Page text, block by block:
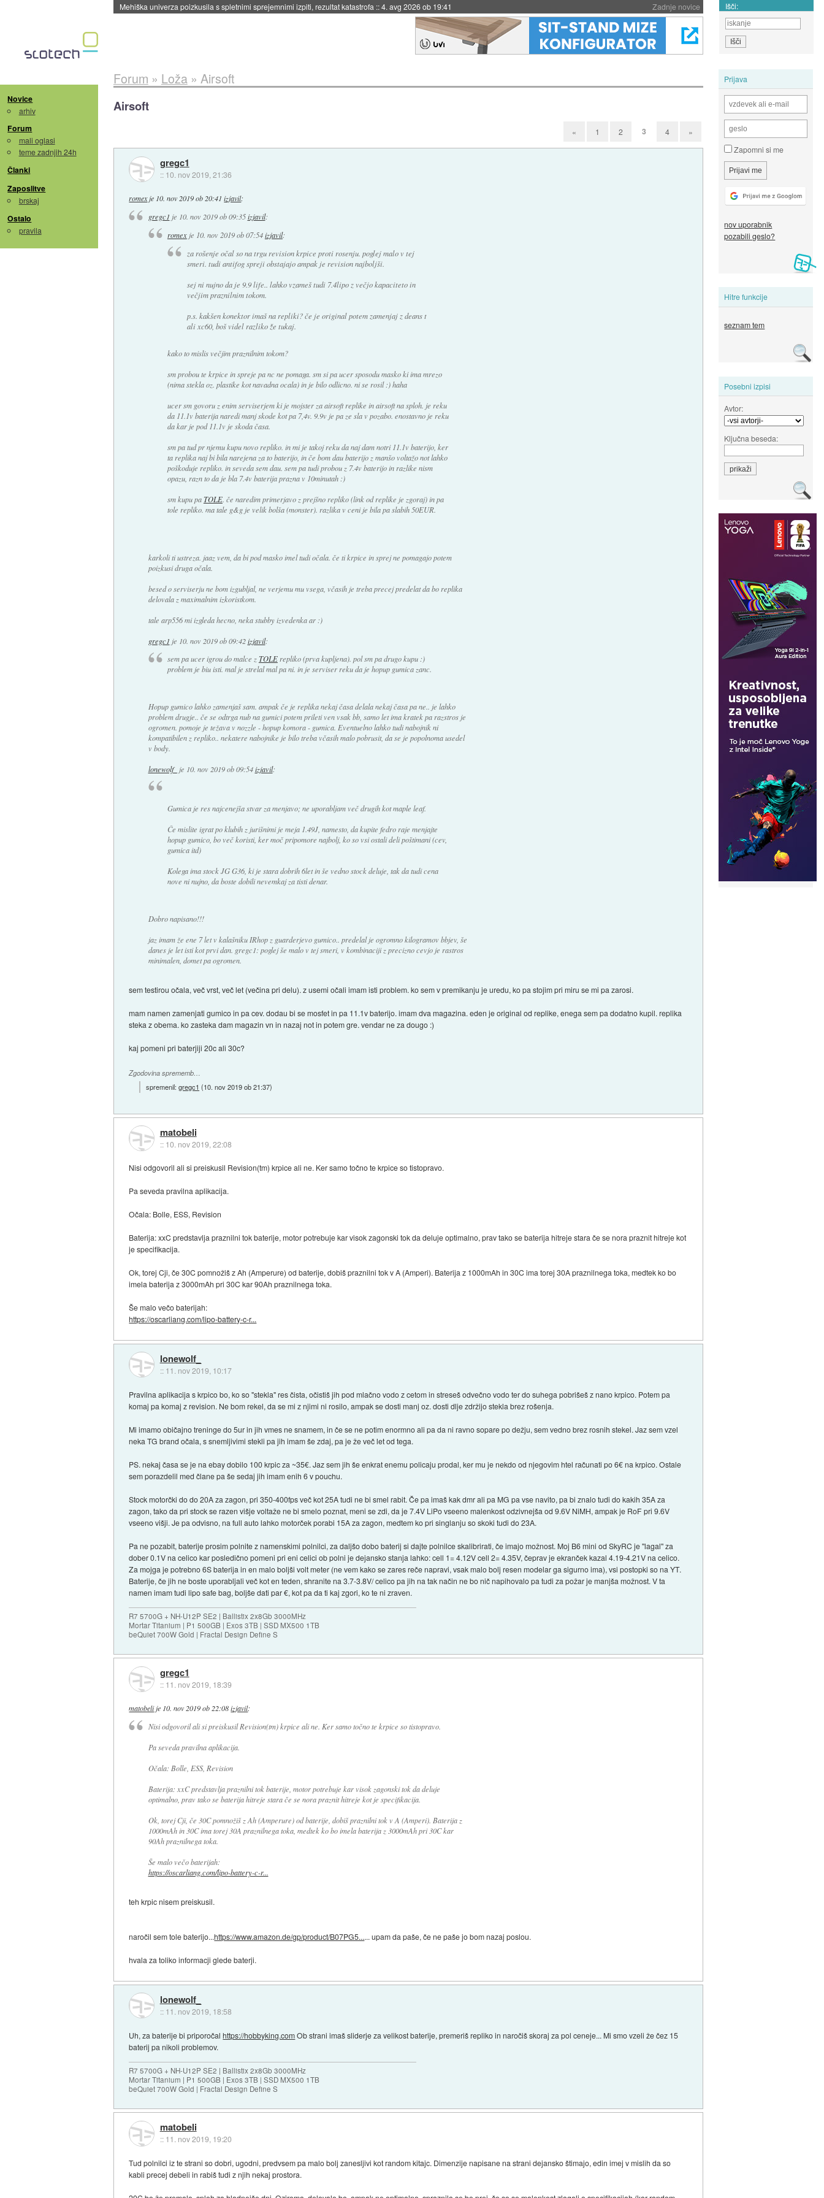
Zadnje novice
Evropska vesoljska agencija razvija svojo raketo za večkratno uporabo::4. avg 2026 ob 19:41 Išči:
Novice
arhiv
Forum
mali oglasi
teme zadnjih 24h
Članki
Zaposlitve
brskaj
Ostalo
pravila
Prijava
Zapomni si me
nov uporabnik
pozabili geslo?
Hitre funkcije
seznam tem
Posebni izpisi
Avtor:
Ključna beseda:
Forum » Loža» Airsoft
Airsoft
« 1 2 3 4 »
gregc1
:: 10. nov 2019, 21:36
romexje 10. nov 2019 ob 20:41 izjavil:
gregc1 je 10. nov 2019 ob 09:35 izjavil:
romexje 10. nov 2019 ob 07:54izjavil:
za rošenje očal so na trgu revision krpice proti rosenju. poglej malo v tej
smeri. tudi antifog spreji obstajajo ampak je revision najboljši.
sej ni nujno da je 9.9 life.. lahko vzameš tudi 7.4lipo z večjo kapaciteto in
večjim praznilnim tokom.
p.s. kakšen konektor imaš na repliki? če je original potem zamenjaj z deans t
ali xc60, boš videl razliko že tukaj.
kako to mislis večjim praznilnim tokom?
sm probou te krpice in spreje pa nc ne pomaga. sm si pa ucer sposodu masko ki ima mrezo
(nima stekla oz. plastike kot navadna ocala) in je bilo odlicno. ni se rosil :) haha
ucer sm govoru z enim serviserjem ki je mojster za airsoft replike in airsoft na sploh. je reku
da 11.1v baterija naredi manj skode kot pa 7,4v. 9.9v je pa ze sla v pozabo. enostavno je reku
da kar je pod 11.1v je skoda časa.
sm pa tud pr njemu kupu novo repliko. in mi je takoj reku da naj dam notri 11.1v baterijo, ker
ta replika naj bi bila narejena za to baterijo, in če bom dau baterijo z manšo voltažo not lahko
poškoduje repliko. in seveda sem dau. sem pa tudi probou z 7.4v baterijo in razlike nism
opazu, razn to da je bla 7.4v baterija prazna v 10minutah :)
sm kupu pa TOLE. če naredim primerjavo z prejšno repliko (link od replike je zgoraj) in pa
tole repliko. ma tale g&g je velik bolša (monster). razlika v ceni je bila pa slabih 50EUR.
karkoli ti ustreza. jaaz vem, da bi pod masko imel tudi očala. če ti krpice in sprej ne pomagajo potem
poizkusi druga očala.
besed o serviserju ne bom izgubljal, ne verjemu mu vsega, včasih je treba precej predelat da bo replika
delovala z maximalnim izkoristkom.
tale arp556 mi izgleda hecno, neka stubby izvedenka ar :)
gregc1 je 10. nov 2019 ob 09:42 izjavil:
sem pa ucer igrou do malce z TOLErepliko (prva kupljena). pol sm pa drugo kupu :)
problem je biu isti. mal je strelal mal pa ni. in je serviser reku da je hopup gumica zanc.
Hopup gumico lahko zamenjaš sam. ampak če je replika nekaj časa delala nekaj časa pa ne.. je lahko
problem drugje.. če se odtrga nub na gumici potem prileti ven vsak bb, samo let ima kratek pa razstros je
ogromen. pomoje je težava v nozzle - hopup komora - gumica. Eventuelno lahko tudi nabojnik ni
kompatibilen z repliko.. nekatere nabojnike je bilo treba včasih malo pobrusit, da se je popolnoma usedel
v body.
lonewolf_ je 10. nov 2019 ob 09:54 izjavil:
Gumica je res najcenejša stvar za menjavo; ne uporabljam več drugih kot maple leaf.
Če mislite igrat po klubih z jurišnimi je meja 1.49J, namesto, da kupite fedro raje menjajte
hopup gumico, bo več koristi, ker moč pripomore najbolj, ko so vsi ostali deli poštimani (cev,
gumica itd)
Kolega ima stock JG G36, ki je stara dobrih 6let in še vedno stock deluje, tak da tudi cena
nove ni nujno, da boste dobili nevemkaj za tisti denar.
Dobro napisano!!!
jaz imam že ene 7 let v kalašniku IRhop z guarderjevo gumico.. predelal je ogromno kilogramov bbjev, še
danes je let isti kot prvi dan. gregc1: poglej še malo v tej smeri, v kombinaciji z precizno cevjo je rastros
minimalen, domet pa ogromen.
sem testirou očala, več vrst, več let (večina pri delu). z usemi očali imam isti problem. ko sem v premikanju je uredu, ko pa stojim pri miru se mi pa zarosi.
mam namen zamenjati gumico in pa cev. dodau bi se mosfet in pa 11.1v baterijo. imam dva magazina. eden je original od replike, enega sem pa dodatno kupil. replika
steka z obema. ko zasteka dam magazin vn in nazaj not in potem gre. vendar ne za dougo :)
kaj pomeni pri baterjiji 20c ali 30c?
Zgodovina sprememb…
spremenil:gregc1 (10. nov 2019 ob 21:37)
matobeli
:: 10. nov 2019, 22:08
Nisi odgovoril ali si preiskusil Revision(tm) krpice ali ne. Ker samo točno te krpice so tistopravo.
Pa seveda pravilna aplikacija.
Očala: Bolle, ESS, Revision
Baterija: xxC predstavlja praznilni tok baterije, motor potrebuje kar visok zagonski tok da deluje optimalno, prav tako se baterija hitreje stara če se nora praznit hitreje kot
je specifikacija.
Ok, torej Cji, če 30C pomnožiš z Ah (Amperure) od baterije, dobiš praznilni tok v A (Amperi). Baterija z 1000mAh in 30C ima torej 30A praznilnega toka, medtek ko bo
imela baterija z 3000mAh pri 30C kar 90Ah praznilnega toka.
Še malo večo baterijah:
https://oscarliang.com/lipo-battery-c-r...
lonewolf_
:: 11. nov 2019, 10:17
Pravilna aplikacija s krpico bo, ko so "stekla" res čista, očistiš jih pod mlačno vodo z cetom in streseš odvečno vodo ter do suhega pobrišeš z nano krpico. Potem pa
komaj pa komaj z revision. Ne bom rekel, da se mi z njimi ni rosilo, ampak se dosti manj oz. dosti dlje zdržijo stekla brez rošenja.
Mi imamo običajno treninge do 5ur in jih vmes ne snamem, in če se ne potim enormno ali pa da ni ravno sopare po dežju, sem vedno brez rosnih stekel. Jaz sem vzel
neka TG brand očala, s snemljivimi stekli pa jih imam še zdaj, pa je že več let od tega.
PS. nekaj časa se je na ebay dobilo 100 krpic za ~35€. Jaz sem jih še enkrat enemu policaju prodal, ker mu je nekdo od njegovim htel računati po 6€ na krpico. Ostale
sem porazdelil med člane pa še sedaj jih imam enih 6 v pouchu.
Stock motorčki do do 20A za zagon, pri 350-400fps več kot 25A tudi ne bi smel rabit. Če pa imaš kak dmr ali pa MG pa vse navito, pa bi znalo tudi do kakih 35A za
zagon, tako da pri stock se razen višje voltaže ne bi smelo poznat, meni se zdi, da je 7.4V LiPo vseeno malenkost odzivnejša od 9.6V NiMH, ampak je RoF pri 9.6V
vseeno višji. Je pa odvisno, na full auto lahko motorček porabi 15A za zagon, medtem ko pri singlanju so skoki tudi do 23A.
Pa ne pozabit, baterije prosim polnite z namenskimi polnilci, za daljšo dobo baterij si dajte polnilce skalibrirati, če imajo možnost. Moj B6 mini od SkyRC je "lagal" za
dober 0.1V na celico kar posledično pomeni pri eni celici ob polni je dejansko stanja lahko: cell 1= 4.12V cell 2= 4.35V, čeprav je ekranček kazal 4.19-4.21V na celico.
Za mojga je potrebno 6S baterija in en malo boljši volt meter (ne vem kako se zares reče napravi, vsak malo bolj resen modelar ga sigurno ima), vsi postopki so na YT.
Baterije, če jih ne boste uporabljali več kot en teden, shranite na 3.7-3.8V/ celico pa jih na tak način ne bo nič napihovalo pa tudi za požar je manjša možnost. V ta
namen imam tudi lipo safe bag, boljše dati par €, kot pa da ti kaj zgori, ko te ni zraven.
R7 5700G + NH-U12P SE2 | Ballistix 2x8Gb 3000MHz
Mortar Titanium | P1 500GB | Exos 3TB | SSD MX500 1TB
beQuiet 700W Gold | Fractal Design Define S
gregc1
:: 11. nov 2019, 18:39
matobelije 10. nov 2019 ob 22:08 izjavil:
Nisi odgovoril ali si preiskusil Revision(tm) krpice ali ne. Ker samo točno te krpice so tistopravo.
Pa seveda pravilna aplikacija.
Očala: Bolle, ESS, Revision
Baterija: xxC predstavlja praznilni tok baterije, motor potrebuje kar visok zagonski tok da deluje
optimalno, prav tako se baterija hitreje stara če se nora praznit hitreje kot je specifikacija.
Ok, torej Cji, če 30C pomnožiš z Ah (Amperure) od baterije, dobiš praznilni tok v A (Amperi). Baterija z
1000mAh in 30C ima torej 30A praznilnega toka, medtek ko bo imela baterija z 3000mAh pri 30C kar
90Ah praznilnega toka.
Še malo večo baterijah:
https://oscarliang.com/lipo-battery-c-r...
teh krpic nisem preiskusil.
naročil sem tole baterijo...https://www.amazon.de/gp/product/B07PG5...... upam da paše, če ne paše jo bom nazaj poslou.
hvala za toliko informacji glede baterji.
lonewolf_
:: 11. nov 2019, 18:58
Uh, za baterije bi priporočalhttps://hobbyking.comOb strani imaš sliderje za velikost baterije, premeriš repliko in naročiš skoraj za pol ceneje... Mi smo vzeli že čez 15
baterij pa nikoli problemov.
R7 5700G + NH-U12P SE2 | Ballistix 2x8Gb 3000MHz
Mortar Titanium | P1 500GB | Exos 3TB | SSD MX500 1TB
beQuiet 700W Gold | Fractal Design Define S
matobeli
:: 11. nov 2019, 19:20
Tud polnilci iz te strani so dobri, ugodni, predvsem pa malo bolj zanesljivi kot random kitajc. Dimenzije napisane na strani dejansko štimajo, edin imej v mislih da so
kabli precej debeli in rabiš tudi z njih nekaj prostora.